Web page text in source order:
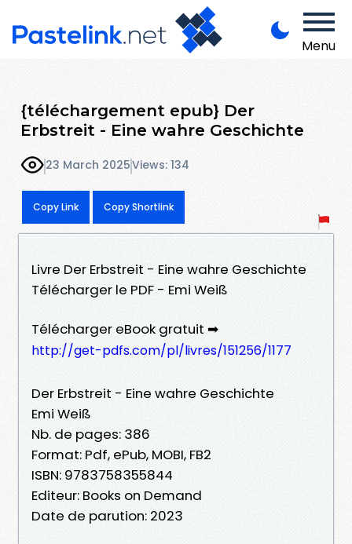
Menu
{téléchargement epub} Der
Erbstreit - Eine wahre Geschichte
23 March 2025Views: 134
Copy Link Copy Shortlink
Livre Der Erbstreit - Eine wahre Geschichte
Télécharger le PDF - Emi Weiß
Télécharger eBook gratuit ➡
http://get-pdfs.com/pl/livres/151256/1177
Der Erbstreit - Eine wahre Geschichte
Emi Weiß
Nb. de pages: 386
Format: Pdf, ePub, MOBI, FB2
ISBN: 9783758355844
Editeur: Books on Demand
Date de parution: 2023